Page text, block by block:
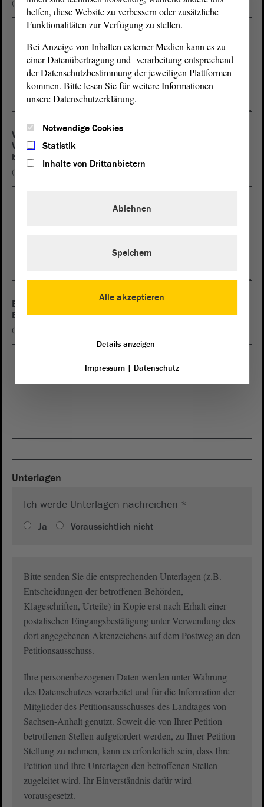
(max. 4000 Zeichen zulässig)
Wenn Sie in der Sache bereits andere Rechtsbehelfe (z.B.
Widerspruch, Klage) eingelegt haben, benennen Sie diese
bitte.
(max. 4000 Zeichen zulässig)
Bitte geben Sie eine kurze Begründung für Ihre
Bitte/Beschwerde
(max. 4000 Zeichen zulässig)
Unterlagen
Ich werde Unterlagen nachreichen *
Ja Voraussichtlich nicht
Bitte senden Sie die entsprechenden Unterlagen (z.B.
Entscheidungen der betroffenen Behörden,
Klageschriften, Urteile) in Kopie erst nach Erhalt einer
postalischen Eingangsbestätigung unter Verwendung des
dort angegebenen Aktenzeichens auf dem Postweg an den
Petitionsausschuss.
Ihre personenbezogenen Daten werden unter Wahrung
des Datenschutzes verarbeitet und für die Information der
Mitglieder des Petitionsausschusses des Landtages von
Sachsen-Anhalt genutzt. Soweit die von Ihrer Petition
betroffenen Stellen aufgefordert werden, zu Ihrer Petition
Stellung zu nehmen, kann es erforderlich sein, dass Ihre
Petition und Ihre Unterlagen den betroffenen Stellen
zugeleitet wird. Ihr Einverständnis dafür wird
vorausgesetzt.
helfen, diese Website zu verbessern oder zusätzliche
Funktionalitäten zur Verfügung zu stellen.
Bei Anzeige von Inhalten externer Medien kann es zu
einer Datenübertragung und -verarbeitung entsprechend
der Datenschutzbestimmung der jeweiligen Plattformen
kommen. Bitte lesen Sie für weitere Informationen
unsere Datenschutzerklärung.
Notwendige Cookies
Statistik
Inhalte von Drittanbietern
Alle akzeptieren
Ablehnen
Speichern
Details anzeigen
Impressum| Datenschutz